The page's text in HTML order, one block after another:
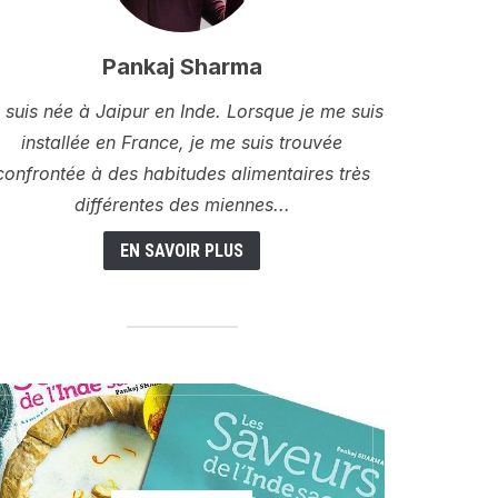
Pankaj Sharma
suis née à Jaipur en Inde. Lorsque je me suis
installée en France, je me suis trouvée
à des habitudes alimentaires très
différentes des miennes...
EN SAVOIR PLUS